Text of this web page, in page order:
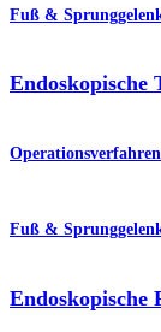
Fuß &
Endoskopische
Operationsverfahren
Fuß &
Endoskopische